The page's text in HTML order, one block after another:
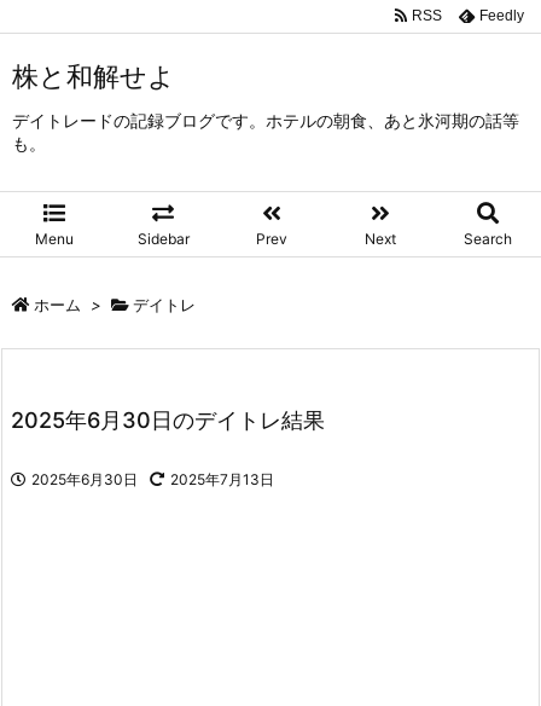
株と和解せよ
デイトレードの記録ブログです。ホテルの朝食、あと氷河期の話等
も。
Menu Sidebar Prev Next Search
RSS Feedly
ホーム > デイトレ
2025年6月30日のデイトレ結果
2025年6月30日 2025年7月13日